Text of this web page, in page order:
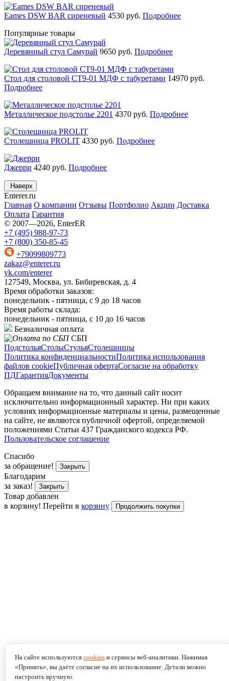
Eames DSW BAR сиреневый 4530 руб. Подробнее
Популярные товары
Деревянный стул Самурай 9650 руб. Подробнее
Стол для столовой СТ9-01 МДФ с табуретами 14970 руб.
Подробнее
Металлическое подстолье 2201 4370 руб. Подробнее
Столешница PROLIT 4330 руб. Подробнее
Джерри 4240 руб. Подробнее
Наверх
Enterer.ru
Главная О компании Отзывы Портфолио Акции Доставка
Оплата Гарантия
© 2007—2026, EnterER
+7 (495) 988-97-73
+7 (800) 350-85-45
+79099809773
zakaz@enterer.ru
vk.com/enterer
127549, Москва, ул. Бибиревская, д. 4
Время обработки заказов:
понедельник - пятница, с 9 до 18 часов
Время работы склада:
понедельник - пятница, с 10 до 16 часов
Безналичная оплата
СБП
ПодстольяСтолыСтульяСтолешницы
Политика конфиденциальностиПолитика использования
файлов cookieПубличная офертаСогласие на обработку
ПДГарантияДокументы
Обращаем внимание на то, что данный сайт носит
исключительно информационный характер. Ни при каких
условиях информационные материалы и цены, размещенные
на сайте, не являются публичной офертой, определяемой
положениями Статьи 437 Гражданского кодекса РФ.
Пользовательское соглашение
Спасибо
за обращение!
Закрыть
Благодарим
за заказ!
Закрыть
Товар добавлен
в корзину! Перейти в корзину Продолжить покупки
На сайте используются cookies и сервисы веб-аналитики. Нажимая
«Принять», вы даёте согласие на их использование. Детали можно
настроить вручную.